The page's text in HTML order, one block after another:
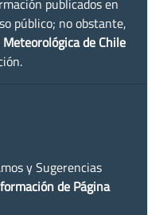
público; no obstante,
de Chile
y Sugerencias
de Página